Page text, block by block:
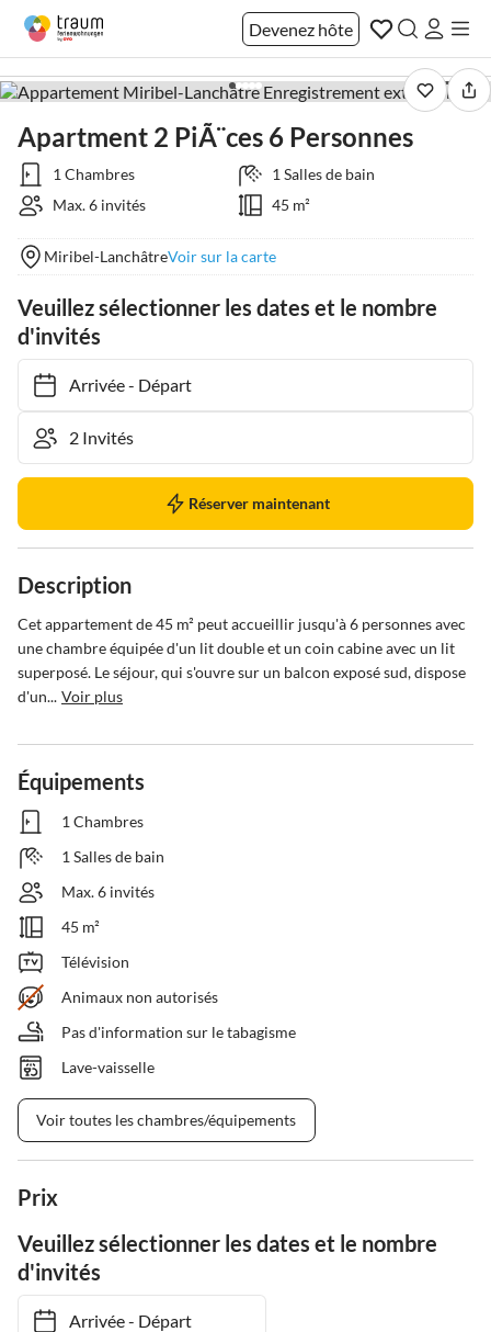
Devenez hôte
1 / 28
Apartment 2 PiÃ¨ces 6 Personnes
1 Chambres
1 Salles de bain
Max. 6 invités
45 m²
Miribel-LanchâtreVoir sur la carte
Veuillez sélectionner les dates et le nombre
d'invités
Arrivée- Départ
Réserver maintenant
Description
Cet appartement de 45 m² peut accueillir jusqu'à 6 personnes avec
une chambre équipée d'un lit double et un coin cabine avec un lit
superposé. Le séjour, qui s'ouvre sur un balcon exposé sud, dispose
d'un... Voir plus
Équipements
1 Chambres
1 Salles de bain
Max. 6 invités
45 m²
Télévision
Animaux non autorisés
Pas d'information sur le tabagisme
Lave-vaisselle
Voir toutes les chambres/équipements
Prix
Veuillez sélectionner les dates et le nombre
d'invités
Arrivée- Départ